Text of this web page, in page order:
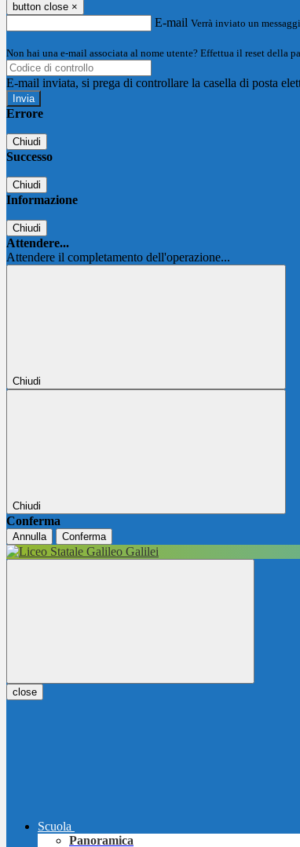
button close ×
E-mail Verrà inviato un
Non hai una e-mail associata al nome utente? Effettua il reset della
E-mail inviata, si prega di controllare la casella di posta
Errore
Chiudi
Successo
Chiudi
Informazione
Chiudi
Attendere...
Attendere il completamento dell'operazione...
Chiudi
Chiudi
Conferma
Annulla Conferma
close
Scuola
Panoramica